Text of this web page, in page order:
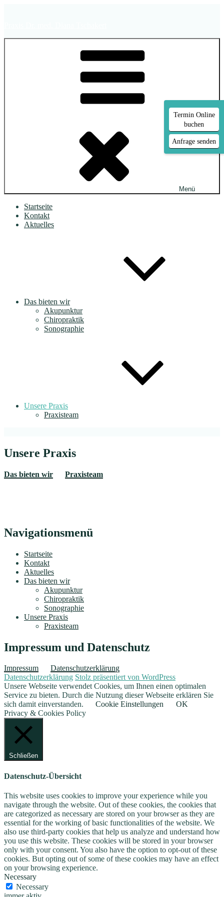
Menü
Startseite
Kontakt
Aktuelles
Das bieten wir
Akupunktur
Chiropraktik
Sonographie
Unsere Praxis
Praxisteam
Unsere Praxis
Das bieten wir Praxisteam
Navigationsmenü
Startseite
Kontakt
Aktuelles
Das bieten wir
Akupunktur
Chiropraktik
Sonographie
Unsere Praxis
Praxisteam
Termin Online
buchen
Anfrage senden
Impressum und Datenschutz
Impressum
Datenschutzerklärung
Datenschutzerklärung Stolz präsentiert von WordPress
Unsere Webseite verwendet Cookies, um Ihnen einen optimalen
Service zu bieten. Durch die Nutzung dieser Webseite erklären Sie
sich damit einverstanden.
Cookie Einstellungen
OK
Privacy & Cookies Policy
Schließen
Datenschutz-Übersicht
This website uses cookies to improve your experience while you
navigate through the website. Out of these cookies, the cookies that
are categorized as necessary are stored on your browser as they are
essential for the working of basic functionalities of the website. We
also use third-party cookies that help us analyze and understand how
you use this website. These cookies will be stored in your browser
only with your consent. You also have the option to opt-out of these
cookies. But opting out of some of these cookies may have an effect
on your browsing experience.
Necessary
Necessary